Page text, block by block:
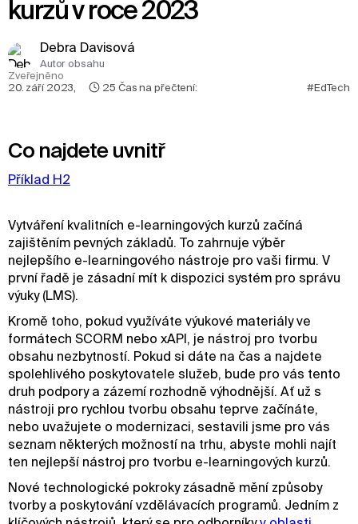
kurzů v roce 2023
Debra Davisová
Autor obsahu
Zveřejněno
20. září 2023, 25 Čas na přečtení: #EdTech
Co najdete uvnitř
Příklad H2
Vytváření kvalitních e-learningových kurzů začíná
zajištěním pevných základů. To zahrnuje výběr
nejlepšího e-learningového nástroje pro vaši firmu. V
první řadě je zásadní mít k dispozici systém pro správu
výuky (LMS).
Kromě toho, pokud využíváte výukové materiály ve
formátech SCORM nebo xAPI, je nástroj pro tvorbu
obsahu nezbytností. Pokud si dáte na čas a najdete
spolehlivého poskytovatele služeb, bude pro vás tento
druh podpory a zázemí rozhodně výhodnější. Ať už s
nástroji pro rychlou tvorbu obsahu teprve začínáte,
nebo uvažujete o modernizaci, sestavili jsme pro vás
seznam některých možností na trhu, abyste mohli najít
ten nejlepší nástroj pro tvorbu e-learningových kurzů.
Nové technologické pokroky zásadně mění způsoby
tvorby a poskytování vzdělávacích programů. Jedním z